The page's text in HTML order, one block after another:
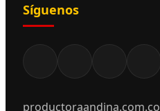
Síguenos
productoraandina.com.co